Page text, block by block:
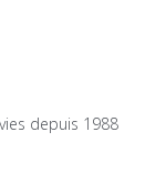
depuis 1988